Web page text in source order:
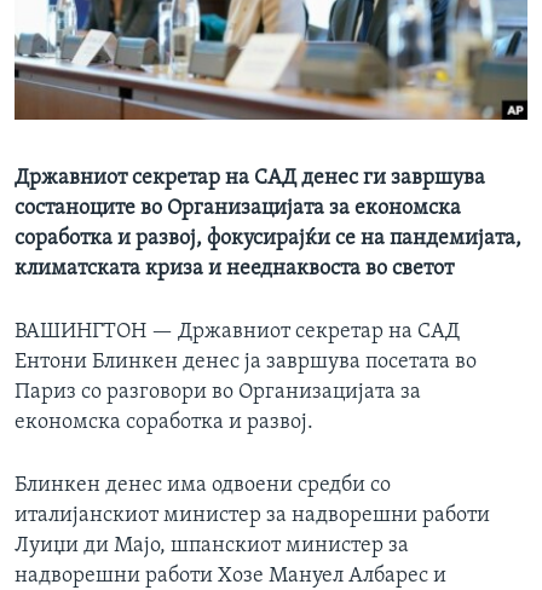
ИНТЕРВЈУА
Јазици
Државниот секретар на САД денес ги завршува
состаноците во Организацијата за економска
соработка и развој, фокусирајќи се на пандемијата,
климатската криза и нееднаквоста во светот
ВАШИНГТОН — Државниот секретар на САД
Ентони Блинкен денес ја завршува посетата во
Париз со разговори во Организацијата за
економска соработка и развој.
Блинкен денес има одвоени средби со
италијанскиот министер за надворешни работи
Луиџи ди Мајо, шпанскиот министер за
надворешни работи Хозе Мануел Албарес и